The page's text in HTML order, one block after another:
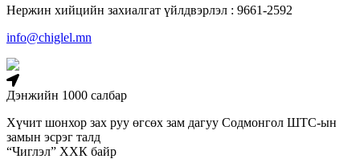
Нержин хийцийн захиалгат үйлдвэрлэл : 9661-2592
info@chiglel.mn
Дэнжийн 1000 салбар
Хүчит шонхор зах руу өгсөх зам дагуу Содмонгол ШТС-ын
замын эсрэг талд
“Чиглэл” ХХК байр